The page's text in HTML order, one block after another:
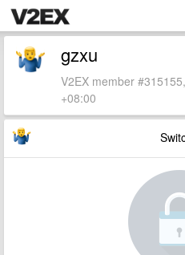
gzxu
V2EX member
+08:00